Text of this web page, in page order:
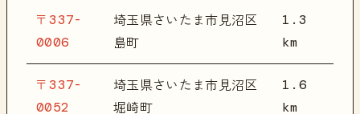
〒337-
0006
埼玉県さいたま市見沼区
島町
1.3
km
〒337-
0052
埼玉県さいたま市見沼区
堀崎町
1.6
km